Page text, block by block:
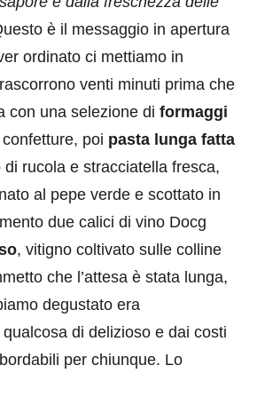
è il messaggio in apertura
ordinato ci mettiamo in
venti minuti prima che
con una selezione di formaggi
poi pasta lunga fatta
di rucola e stracciatella fresca,
al pepe verde e scottato in
due calici di vino Docg
, vitigno coltivato sulle colline
che l’attesa è stata lunga,
degustato era
di delizioso e dai costi
per chiunque. Lo